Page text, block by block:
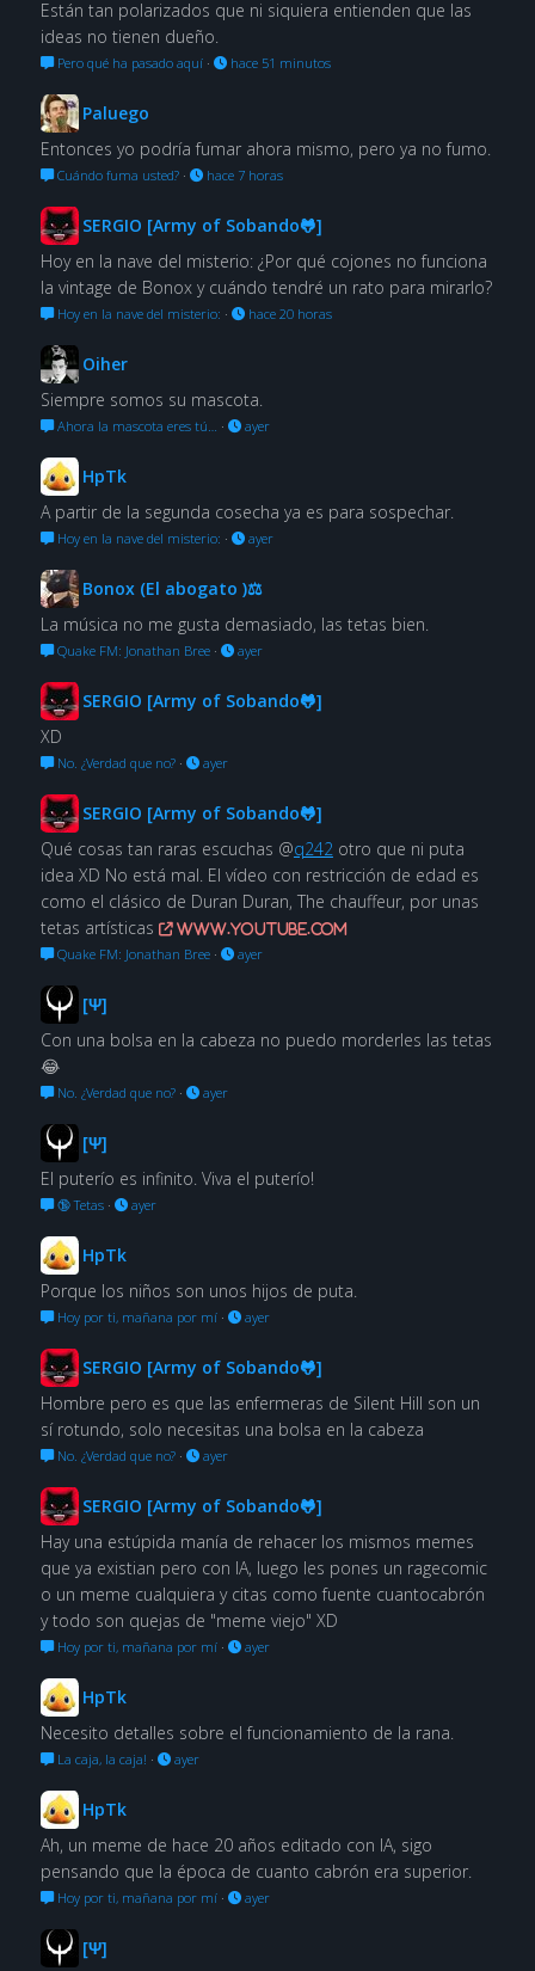
Están tan polarizados que ni siquiera entienden que las
ideas no tienen dueño.
Pero qué ha pasado aquí· hace 51 minutos
Paluego
Entonces yo podría fumar ahora mismo, pero ya no fumo.
Cuándo fuma usted?· hace 7 horas
SERGIO [Army of Sobando🐸]
Hoy en la nave del misterio: ¿Por qué cojones no funciona
la vintage de Bonox y cuándo tendré un rato para mirarlo?
Hoy en la nave del misterio: · hace 20 horas
Oiher
Siempre somos su mascota.
Ahora la mascota eres tú… · ayer
HpTk
A partir de la segunda cosecha ya es para sospechar.
Hoy en la nave del misterio: · ayer
Bonox (El abogato )⚖
La música no me gusta demasiado, las tetas bien.
Quake FM: Jonathan Bree· ayer
SERGIO [Army of Sobando🐸]
XD
No. ¿Verdad que no?· ayer
SERGIO [Army of Sobando🐸]
Qué cosas tan raras escuchas @q242 otro que ni puta
idea XD No está mal. El vídeo con restricción de edad es
como el clásico de Duran Duran, The chauffeur, por unas
tetas artísticas
www.youtube.com
Quake FM: Jonathan Bree· ayer
[Ψ]
Con una bolsa en la cabeza no puedo morderles las tetas
😂
No. ¿Verdad que no?· ayer
[Ψ]
El puterío es infinito. Viva el puterío!
🔞 Tetas· ayer
HpTk
Porque los niños son unos hijos de puta.
Hoy por ti, mañana por mí· ayer
SERGIO [Army of Sobando🐸]
Hombre pero es que las enfermeras de Silent Hill son un
sí rotundo, solo necesitas una bolsa en la cabeza
No. ¿Verdad que no?· ayer
SERGIO [Army of Sobando🐸]
Hay una estúpida manía de rehacer los mismos memes
que ya existian pero con IA, luego les pones un ragecomic
o un meme cualquiera y citas como fuente cuantocabrón
y todo son quejas de "meme viejo" XD
Hoy por ti, mañana por mí· ayer
HpTk
Necesito detalles sobre el funcionamiento de la rana.
La caja, la caja! · ayer
HpTk
Ah, un meme de hace 20 años editado con IA, sigo
pensando que la época de cuanto cabrón era superior.
Hoy por ti, mañana por mí· ayer
[Ψ]